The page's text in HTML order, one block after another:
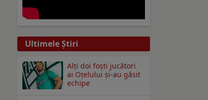
Ultimele Ştiri
Alți doi foști jucători
ai Oțelului și-au găsit
echipe